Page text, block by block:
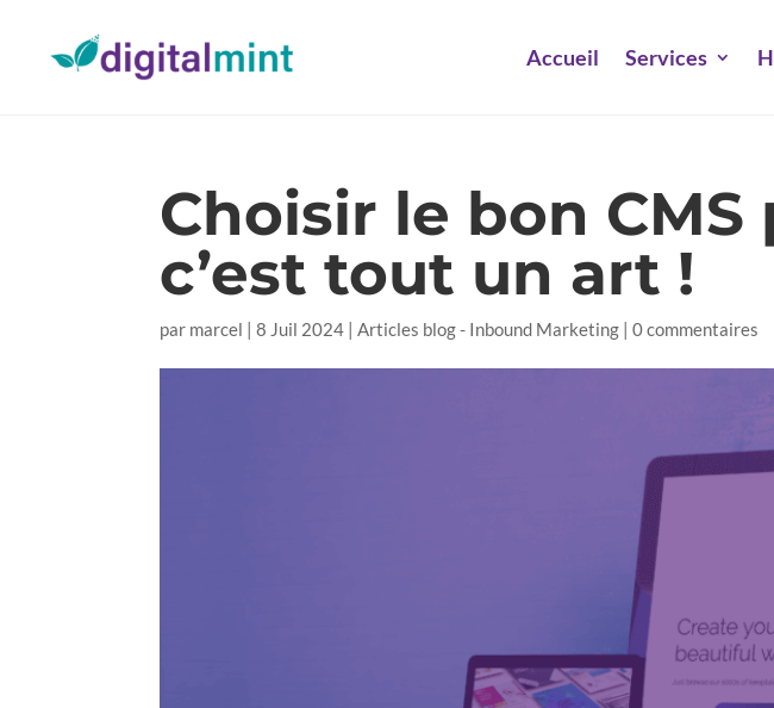
Accueil Services
Choisir le bon
c’est tout un art !
par marcel |8 Juil 2024 |Articles blog - Inbound Marketing |0 commentaires